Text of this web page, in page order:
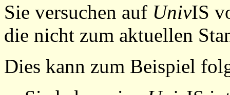
Sie versuchen auf UnivIS
die nicht zum aktuellen
Dies kann zum Beispiel